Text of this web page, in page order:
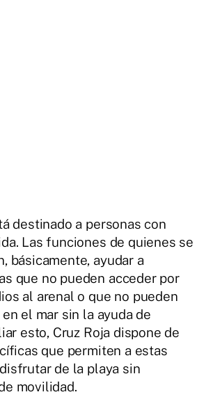
destinado a personas con
Las funciones de quienes se
básicamente, ayudar a
que no pueden acceder por
al arenal o que no pueden
el mar sin la ayuda de
esto, Cruz Roja dispone de
que permiten a estas
de la playa sin
movilidad.